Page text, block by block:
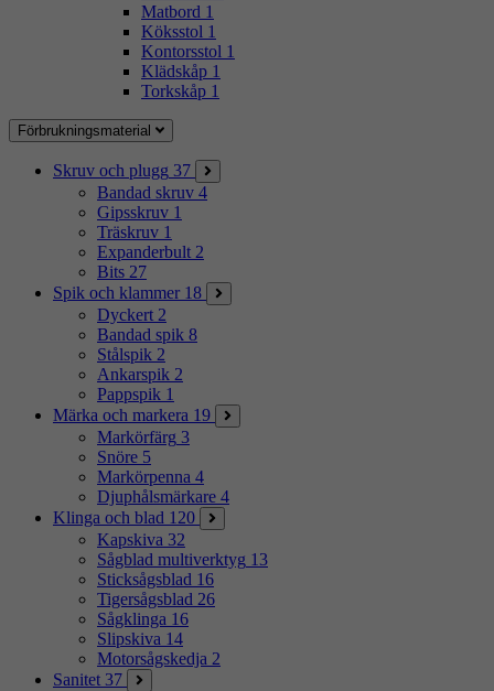
Matbord 1
Köksstol 1
Kontorsstol 1
Klädskåp 1
Torkskåp 1
Förbrukningsmaterial
Skruv och plugg 37
Bandad skruv 4
Gipsskruv 1
Träskruv 1
Expanderbult 2
Bits 27
Spik och klammer 18
Dyckert 2
Bandad spik 8
Stålspik 2
Ankarspik 2
Pappspik 1
Märka och markera 19
Markörfärg 3
Snöre 5
Markörpenna 4
Djuphålsmärkare 4
Klinga och blad 120
Kapskiva 32
Sågblad multiverktyg 13
Sticksågsblad 16
Tigersågsblad 26
Sågklinga 16
Slipskiva 14
Motorsågskedja 2
Sanitet 37